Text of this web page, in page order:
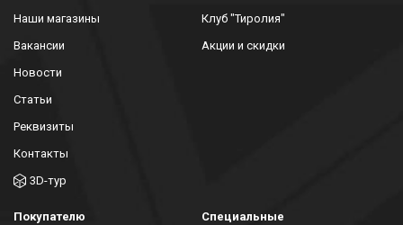
Наши магазины
Вакансии
Новости
Статьи
Реквизиты
Контакты
3D-тур
Клуб "Тиролия"
Акции и скидки
Покупателю
Специальные